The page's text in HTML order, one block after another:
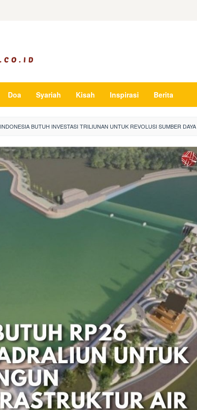
Doa Syariah Kisah Inspirasi Berita
INDONESIA BUTUH INVESTASI TRILIUNAN UNTUK REVOLUSI SUMBER DAYA